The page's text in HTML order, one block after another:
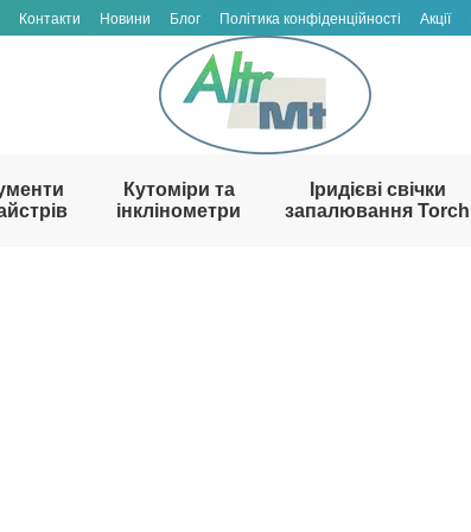
Контакти Новини Блог Політика конфіденційності Акції
Кутоміри та
інклінометри
Іридієві свічки
запалювання Torch